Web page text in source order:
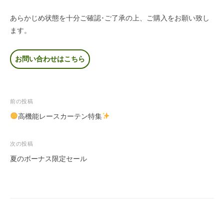
あらかじめ状態を十分ご確認･ご了承の上、ご購入をお願い致し
ます。
お問い合わせはこちら
投
稿
ビ
ゲ
前の投稿
高機能レースカーテン特集
次の投稿
夏のボーナス限定セール